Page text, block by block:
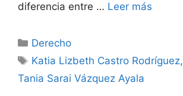
diferencia entre … Leer más
Categorías
Derecho
Etiquetas
Katia Lizbeth Castro Rodríguez,
Tania Sarai Vázquez Ayala